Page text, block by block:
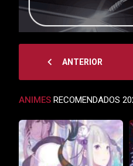
navigate_before ANTERIOR
ANIMES RECOMENDADOS